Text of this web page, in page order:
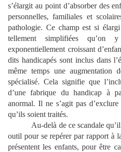
s’élargit au point d’absorber des
personnelles, familiales et
pathologie. Ce champ est si
tellement simplifiées
exponentiellement croissant
dits handicapés sont inclus dans
même temps une augmentation
spécialisé. Cela signifie que
d’une fabrique du handicap à
anormal. Il ne s’agit pas
qu’ils soient traités.
Au-delà de ce scandale
outil pour se repérer par rapport à
présentent les enfants, pour être